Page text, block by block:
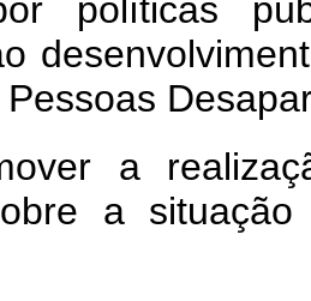
políticas
a
a